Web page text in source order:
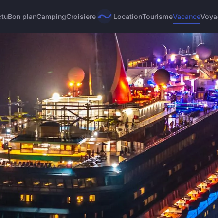
Bon planCampingCroisiere LocationTourismeVacance